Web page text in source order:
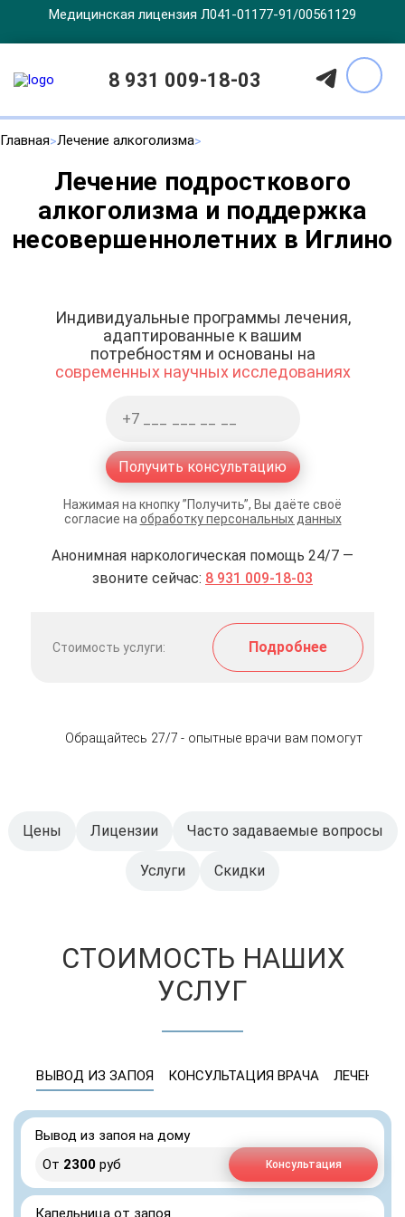
Медицинская лицензия Л041-01177-91/00561129
8 931 009-18-03
Главная Лечение алкоголизма
Лечение подросткового
алкоголизма и поддержка
несовершеннолетних в Иглино
Индивидуальные программы лечения,
адаптированные к вашим
потребностям и основаны на
современных научных исследованиях
Получить консультацию
Нажимая на кнопку ”Получить”, Вы даёте своё
согласие на обработку персональных данных
Анонимная наркологическая помощь 24/7 —
звоните сейчас: 8 931 009-18-03
Стоимость услуги: Подробнее
Обращайтесь 27/7 - опытные врачи вам помогут
Цены Лицензии Часто задаваемые вопросы
Услуги Скидки
СТОИМОСТЬ НАШИХ
УСЛУГ
ВЫВОД ИЗ ЗАПОЯ КОНСУЛЬТАЦИЯ ВРАЧА ЛЕЧЕНИЕ
Вывод из запоя на дому
От 2300 руб Консультация
Капельница от запоя